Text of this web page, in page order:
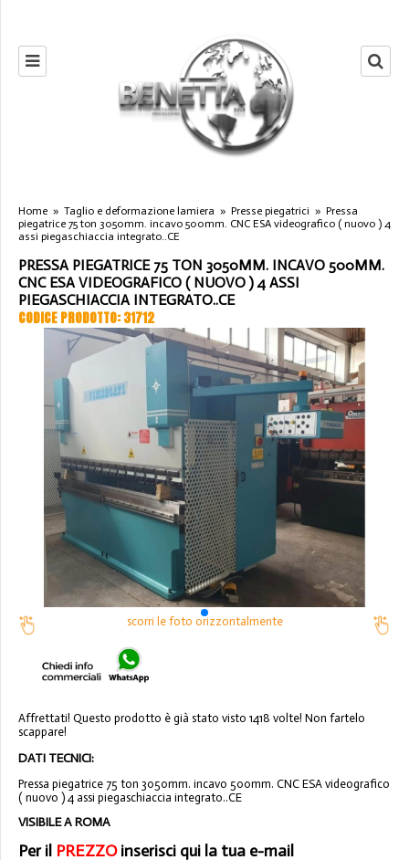
Home » Taglio e deformazione lamiera » Presse piegatrici » Pressa
piegatrice 75 ton 3050mm. incavo 500mm. CNC ESA videografico ( nuovo ) 4
assi piegaschiaccia integrato..CE
PRESSA PIEGATRICE 75 TON 3050MM. INCAVO 500MM.
CNC ESA VIDEOGRAFICO ( NUOVO ) 4 ASSI
PIEGASCHIACCIA INTEGRATO..CE
CODICE PRODOTTO: 31712
scorri le foto orizzontalmente
Affrettati! Questo prodotto è già stato visto 1418 volte! Non fartelo
scappare!
DATI TECNICI:
Pressa piegatrice 75 ton 3050mm. incavo 500mm. CNC ESA videografico
( nuovo ) 4 assi piegaschiaccia integrato..CE
VISIBILE A ROMA
Per il PREZZOinserisci qui la tua e-mail